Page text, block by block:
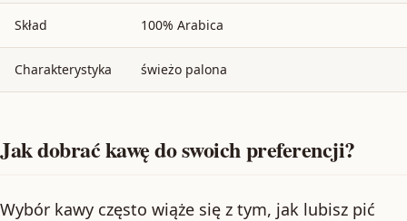
Skład 100% Arabica
Charakterystyka świeżo palona
Jak dobrać kawę do swoich preferencji?
Wybór kawy często wiąże się z tym, jak lubisz pić